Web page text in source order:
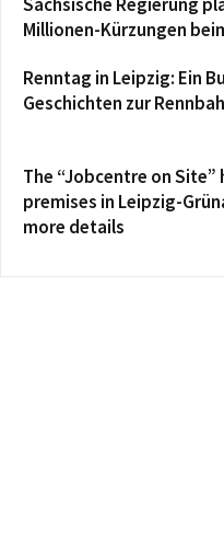
Millionen-Kürzungen
Renntag in Leipzig: Ein
Geschichten zur
The “Jobcentre on
premises in Leipzig-
more details